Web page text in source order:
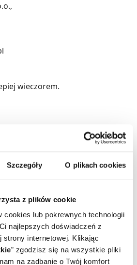
Szczegóły O plikach cookies
z plików cookie
cookies lub pokrewnych technologii
najlepszych doświadczeń z
strony internetowej. Klikając
” zgodzisz się na wszystkie pliki
na zadbanie o Twój komfort
wieczorem.
może być stosowany jak
zróżnicowanej diety.
zalecanej porcji do spożycia w
żywienia i prawidłowy tryb
niedostępnym dla małych
preparatu w przypadku
składnik preparatu.